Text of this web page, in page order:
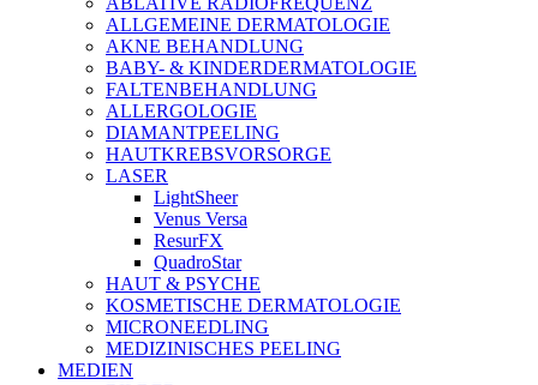
ALLGEMEINE DERMATOLOGIE
AKNE BEHANDLUNG
BABY- & KINDERDERMATOLOGIE
FALTENBEHANDLUNG
ALLERGOLOGIE
DIAMANTPEELING
HAUTKREBSVORSORGE
LASER
LightSheer
Venus Versa
ResurFX
QuadroStar
HAUT & PSYCHE
KOSMETISCHE DERMATOLOGIE
MICRONEEDLING
MEDIZINISCHES PEELING
MEDIEN